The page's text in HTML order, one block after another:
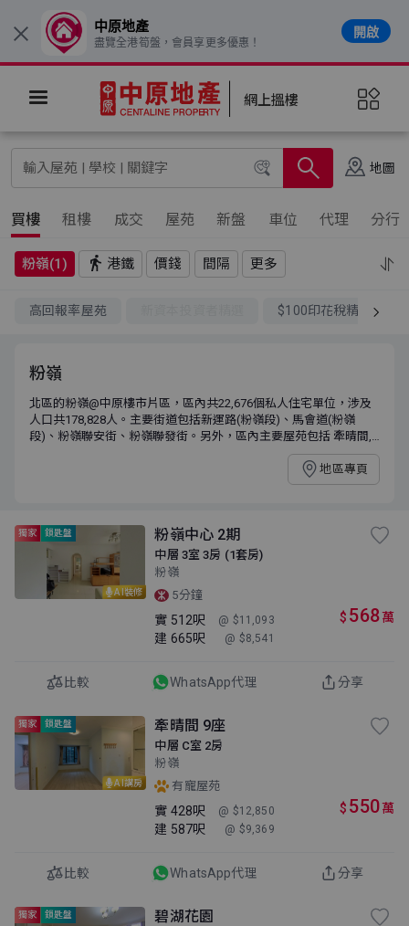
網上搵樓
地圖
買樓 租樓 成交 屋苑 新盤 車位 代理 分行
粉嶺(1) 港鐵 價錢 間隔 更多
高回報率屋苑 $100印花稅精選
粉嶺
北區的粉嶺@中原樓市片區，區內共22,676個私人住宅單位，涉及
人口共178,828人。主要街道包括新運路(粉嶺段)、馬會道(粉嶺
段)、粉嶺聯安街、粉嶺聯發街。另外，區內主要屋苑包括 牽晴間,
花都廣場,粉嶺中心,華明邨,One Innovale。區內家庭住戶每月收入中
地區專頁
AI裝修
獨家 鎖匙盤 粉嶺中心 2期
中層 3室 3房 (1套房)
粉嶺
5分鐘
實 512呎 @ $11,093
建 665呎 @ $8,541
$ 568萬
比較 WhatsApp代理 分享
AI講房
獨家 鎖匙盤 牽晴間 9座
中層 C室 2房
粉嶺
有寵屋苑
實 428呎 @ $12,850
建 587呎 @ $9,369
$ 550萬
比較 WhatsApp代理 分享
獨家 鎖匙盤 碧湖花園
× 中原地產
盡覽全港筍盤，會員享更多優惠！
開啟